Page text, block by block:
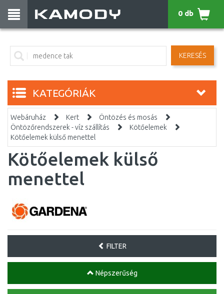
KERESÉS
0 db
KATEGÓRIÁK
Webáruház Kert
Öntözés és mosás
Öntözőrendszerek - víz szállítás
Kötőelemek
Kötőelemek külső menettel
Kötőelemek külső
menettel
FILTER
Népszerűség